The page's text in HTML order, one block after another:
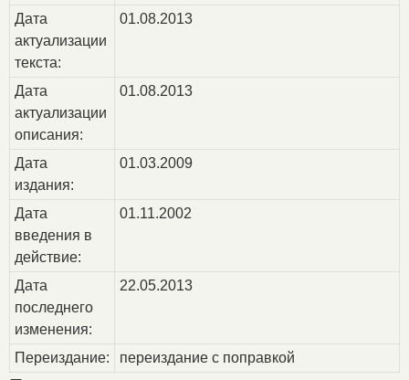
Дата
актуализации
текста:
01.08.2013
Дата
актуализации
описания:
01.08.2013
Дата
издания:
01.03.2009
Дата
введения в
действие:
01.11.2002
Дата
последнего
изменения:
22.05.2013
Переиздание: переиздание с поправкой